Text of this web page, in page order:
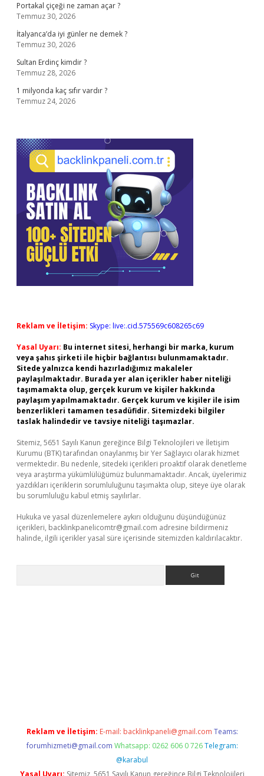
Portakal çiçeği ne zaman açar ?
Temmuz 30, 2026
İtalyanca’da iyi günler ne demek ?
Temmuz 30, 2026
Sultan Erdinç kimdir ?
Temmuz 28, 2026
1 milyonda kaç sıfır vardır ?
Temmuz 24, 2026
Reklam ve İletişim: Skype: live:.cid.575569c608265c69
Yasal Uyarı: Bu internet sitesi, herhangi bir marka, kurum
veya şahıs şirketi ile hiçbir bağlantısı bulunmamaktadır.
Sitede yalnızca kendi hazırladığımız makaleler
paylaşılmaktadır. Burada yer alan içerikler haber niteliği
taşımamakta olup, gerçek kurum ve kişiler hakkında
paylaşım yapılmamaktadır. Gerçek kurum ve kişiler ile isim
benzerlikleri tamamen tesadüfidir. Sitemizdeki bilgiler
taslak halindedir ve tavsiye niteliği taşımazlar.
Sitemiz, 5651 Sayılı Kanun gereğince Bilgi Teknolojileri ve İletişim
Kurumu (BTK) tarafından onaylanmış bir Yer Sağlayıcı olarak hizmet
vermektedir. Bu nedenle, sitedeki içerikleri proaktif olarak denetleme
veya araştırma yükümlülüğümüz bulunmamaktadır. Ancak, üyelerimiz
yazdıkları içeriklerin sorumluluğunu taşımakta olup, siteye üye olarak
bu sorumluluğu kabul etmiş sayılırlar.
Hukuka ve yasal düzenlemelere aykırı olduğunu düşündüğünüz
içerikleri, backlinkpanelicomtr@gmail.com adresine bildirmeniz
halinde, ilgili içerikler yasal süre içerisinde sitemizden kaldırılacaktır.
Reklam ve İletişim: E-mail: backlinkpaneli@gmail.com Teams:
forumhizmeti@gmail.com Whatsapp: 0262 606 0 726 Telegram:
@karabul
Yasal Uyarı: Sitemiz, 5651 Sayılı Kanun gereğince Bilgi Teknolojileri